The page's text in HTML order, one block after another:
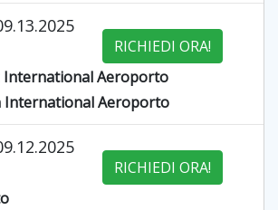
RICHIEDI ORA!
International Aeroporto
International Aeroporto
RICHIEDI ORA!